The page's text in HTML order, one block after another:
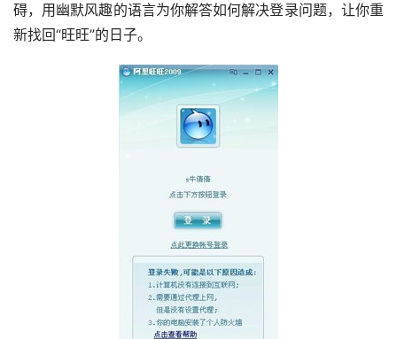
碍，用幽默风趣的语言为你解答如何解决登录问题，让你重
新找回“旺旺”的日子。